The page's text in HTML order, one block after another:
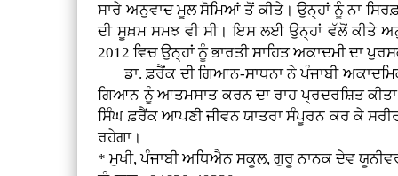
ਸਾਰੇ ਅਨੁਵਾਦ ਮੂਲ ਸੋਮਿਆਂ ਤੋਂ ਕੀਤੇ। ਉਨ੍ਹਾਂ ਨੂੰ ਨਾ
ਦੀ ਸੂਖ਼ਮ ਸਮਝ ਵੀ ਸੀ। ਇਸ ਲਈ ਉਨ੍ਹਾਂ ਵੱਲੋਂ ਕੀਤੇ
2012 ਵਿਚ ਉਨ੍ਹਾਂ ਨੂੰ ਭਾਰਤੀ ਸਾਹਿਤ ਅਕਾਦਮੀ ਦਾ
ਡਾ. ਫ਼ਰੈਂਕ ਦੀ ਗਿਆਨ-ਸਾਧਨਾ ਨੇ ਪੰਜਾਬੀ
ਗਿਆਨ ਨੂੰ ਆਤਮਸਾਤ ਕਰਨ ਦਾ ਰਾਹ ਪ੍ਰਦਰਸ਼ਿਤ
ਸਿੰਘ ਫ਼ਰੈਂਕ ਆਪਣੀ ਜੀਵਨ ਯਾਤਰਾ ਸੰਪੂਰਨ ਕਰ ਕੇ
ਰਹੇਗਾ।
* ਮੁਖੀ, ਪੰਜਾਬੀ ਅਧਿਐਨ ਸਕੂਲ, ਗੁਰੂ ਨਾਨਕ ਦੇਵ